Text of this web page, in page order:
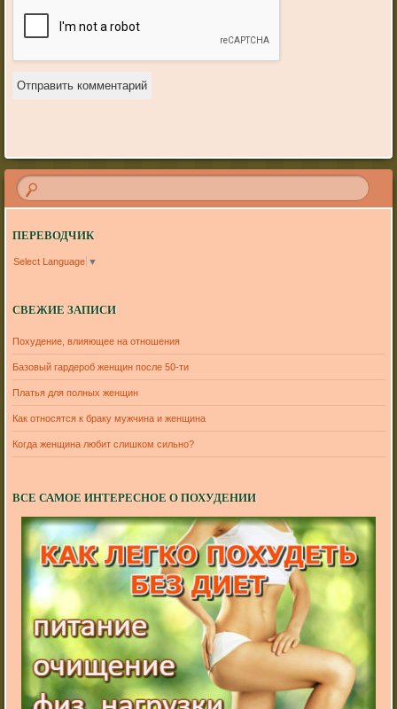
ПЕРЕВОДЧИК
Select Language ▼
СВЕЖИЕ ЗАПИСИ
Похудение, влияющее на отношения
Базовый гардероб женщин после 50-ти
Платья для полных женщин
Как относятся к браку мужчина и женщина
Когда женщина любит слишком сильно?
ВСЕ САМОЕ ИНТЕРЕСНОЕ О ПОХУДЕНИИ